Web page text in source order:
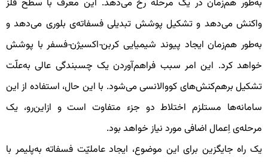
به‌طور هم‌زمان در یک مرحله رخ می‌دهد. این معرف با سطح فلز
واکنش می‌دهد و تشکیل پوشش تبدیلی فسفاته‌ی بلوری می‌دهد و
به‌طور هم‌زمان ایجاد پیوند شیمیایی کربن‑اکسیژن‑فسفر با پوشش
خواهد کرد. این امر سبب فراهم‌آوردن یک چسبندگی عالی به‌علّت
تشکیل برهم‌کنش‌های کووالانسی می‌شود. با این حال، استفاده از این
سامانه‌ها مستلزم اختلاط دو جزء متفاوت است و ازاین‌رو، یک
مرحله‌ی اِعمال اضافی مورد نیاز خواهد بود.
یک راه جایگزین برای این موضوع، ایجاد عاملیّت فسفاته به‌پلیمر با